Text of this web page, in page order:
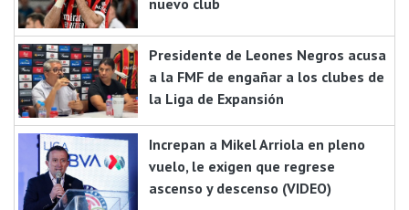
nuevo club
Presidente de Leones Negros acusa
a la FMF de engañar a los clubes de
la Liga de Expansión
Increpan a Mikel Arriola en pleno
vuelo, le exigen que regrese
ascenso y descenso (VIDEO)